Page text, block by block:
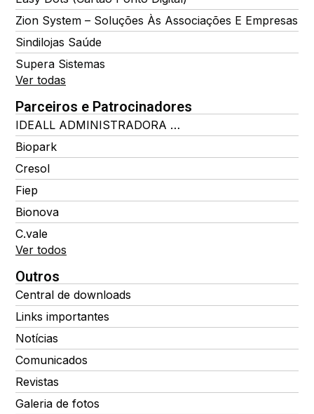
Zion System – Soluções Às Associações E Empresas
Sindilojas Saúde
Supera Sistemas
Ver todas
Parceiros e Patrocinadores
IDEALL ADMINISTRADORA DE BENEFÍCIOS
Biopark
Cresol
Fiep
Bionova
C.vale
Ver todos
Outros
Central de downloads
Links importantes
Notícias
Comunicados
Revistas
Galeria de fotos